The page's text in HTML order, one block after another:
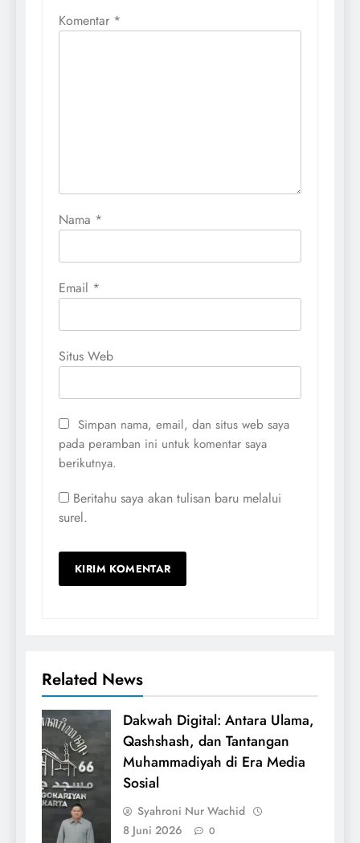
Komentar *
Nama *
Email *
Situs Web
Simpan nama, email, dan situs web saya
pada peramban ini untuk komentar saya
berikutnya.
Beritahu saya akan tulisan baru melalui
surel.
Related News
Dakwah Digital: Antara Ulama,
Qashshash, dan Tantangan
Muhammadiyah di Era Media
Sosial
Syahroni Nur Wachid
8 Juni 2026
0